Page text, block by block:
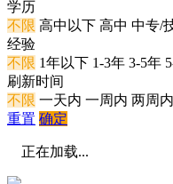
学历
不限 高中以下 高中 中专/
经验
不限 1年以下 1-3年 3-5年
刷新时间
不限 一天内 一周内 两周内
重置 确定
正在加载...